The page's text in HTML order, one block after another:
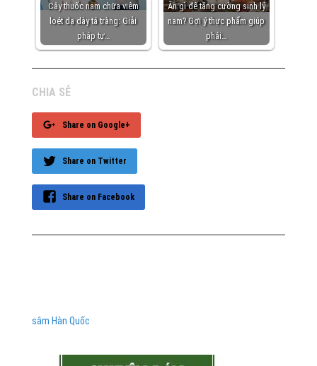
Cây thuốc nam chữa viêm
loét dạ dày tá tràng: Giải
pháp tự…
Ăn gì để tăng cường sinh lý
nam? Gợi ý thực phẩm giúp
phái…
CHIA SẺ
Share on Google+
Share on Twitter
Share on Facebook
sâm Hàn Quốc